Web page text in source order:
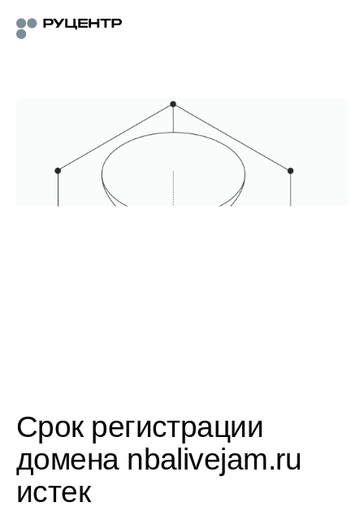
Срок регистрации
домена nbalivejam.ru
истек